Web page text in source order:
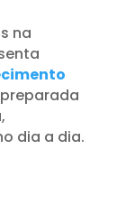
na
dia a dia.